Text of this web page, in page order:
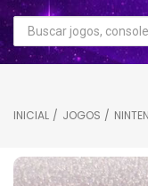
INICIAL / JOGOS /